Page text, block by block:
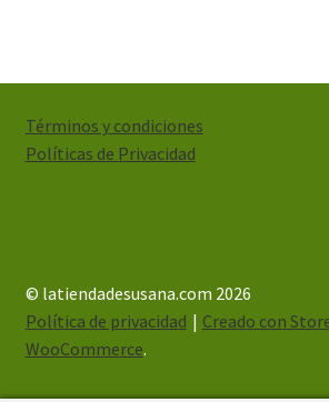
Términos y condiciones
Políticas de Privacidad
© latiendadesusana.com 2026
Política de privacidad
Creado con
WooCommerce.